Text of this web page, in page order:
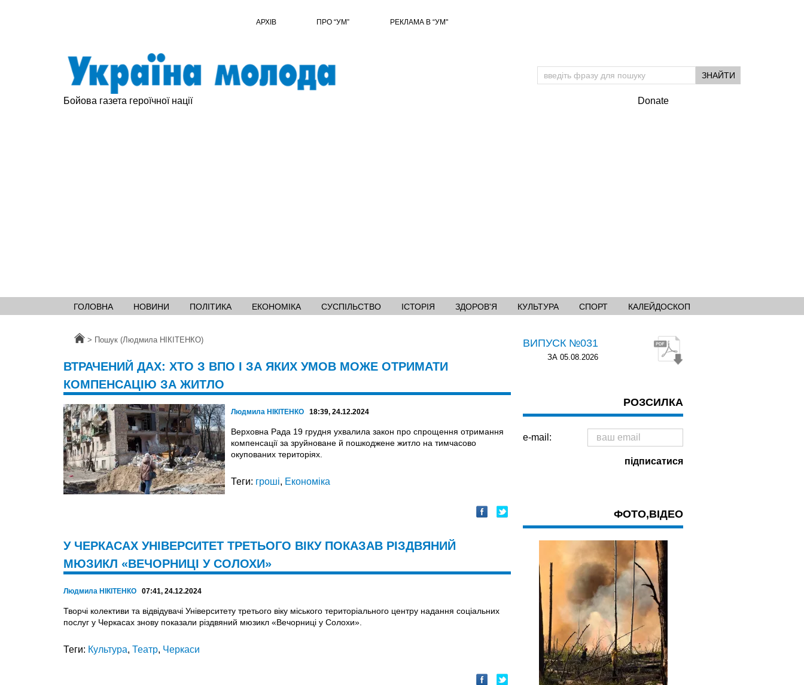
АРХІВ ПРО “УМ” РЕКЛАМА В “УМ"
Бойова газета героїчної нації Donate
ГОЛОВНА НОВИНИ ПОЛІТИКА ЕКОНОМІКА СУСПІЛЬСТВО ІСТОРІЯ ЗДОРОВ'Я КУЛЬТУРА СПОРТ КАЛЕЙДОСКОП
Головна
> Пошук (Людмила НІКІТЕНКО)
ВТРАЧЕНИЙ ДАХ: ХТО З ВПО І ЗА ЯКИХ УМОВ МОЖЕ ОТРИМАТИ
КОМПЕНСАЦІЮ ЗА ЖИТЛО
Людмила НІКІТЕНКО 18:39, 24.12.2024
Верховна Рада 19 грудня ухвалила закон про спрощення отримання
компенсації за зруйноване й пошкоджене житло на тимчасово
окупованих територіях.
Теги: гроші, Економіка
У ЧЕРКАСАХ УНІВЕРСИТЕТ ТРЕТЬОГО ВІКУ ПОКАЗАВ РІЗДВЯНИЙ
МЮЗИКЛ «ВЕЧОРНИЦІ У СОЛОХИ»
Людмила НІКІТЕНКО 07:41, 24.12.2024
Творчі колективи та відвідувачі Університету третього віку міського територіального центру надання соціальних
послуг у Черкасах знову показали різдвяний мюзикл «Вечорниці у Солохи».
Теги: Культура, Театр, Черкаси
ВИПУСК №031
ЗА 05.08.2026
РОЗСИЛКА
e-mail:
ФОТО,ВІДЕО